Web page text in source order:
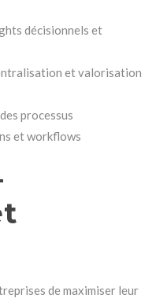
décisionnels et
et valorisation
processus
et workflows
de maximiser leur